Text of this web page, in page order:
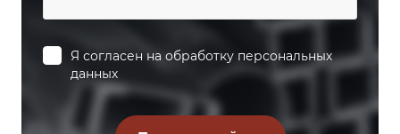
Я согласен на обработку персональных
данных